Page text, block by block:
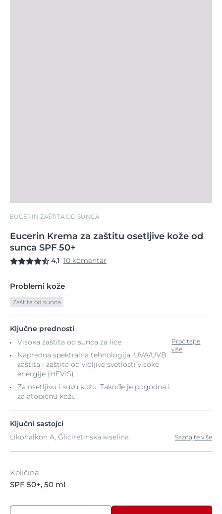
EUCERIN ZAŠTITA OD SUNCA
Eucerin Krema za zaštitu osetljive kože od
sunca SPF 50+
4,1 10 komentar
Problemi kože
Zaštita od sunca
Ključne prednosti
Visoka zaštita od sunca za lice
Napredna spektralna tehnologija: UVA/UVB
zaštita i zaštita od vidljive svetlosti visoke
energije (HEVIS)
Za osetljivu i suvu kožu. Takođe je pogodna i
za atopičnu kožu
Pročitajte
više
Ključni sastojci
Likohalkon A, Gliciretinska kiselina
Saznajte više
Količina
SPF 50+, 50 ml